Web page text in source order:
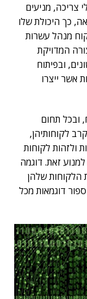
צריכה, מניעים
כך היכולת שלו
מנהל עשרות
המדויקת
ובפיתוח
אשר ייצרו
ובכל תחום
לקוחותיהן,
ולזהות לקוחות
זאת. דוגמה
הלקוחות שלהן
דוגמאות מכל